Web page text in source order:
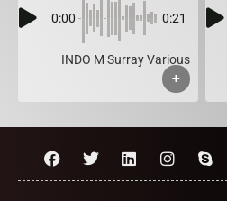
0:00 0:21
INDO M Surray Various
+